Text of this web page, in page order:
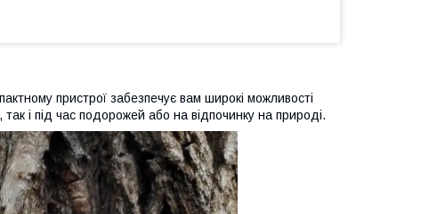
пристрої забезпечує вам широкі можливості
і під час подорожей або на відпочинку на природі.